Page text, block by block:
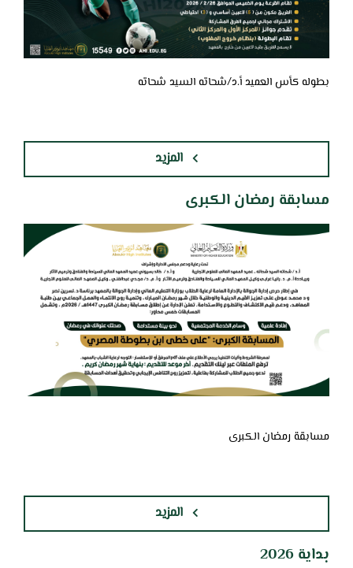
بطوله كأس العميد أ.د/شحاته السيد شحاته
المزيد
مسابقة رمضان الكبرى
مسابقة رمضان الكبرى
المزيد
بداية 2026